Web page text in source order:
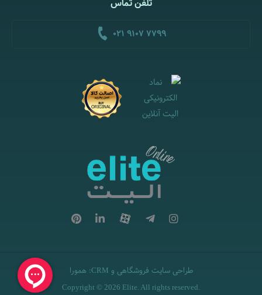
تلفن تماس
021 9107 7799
طراحی سایت فروشگاهی و CRM
: همورا
Copyright © 2026 Elite. All rights reserved.